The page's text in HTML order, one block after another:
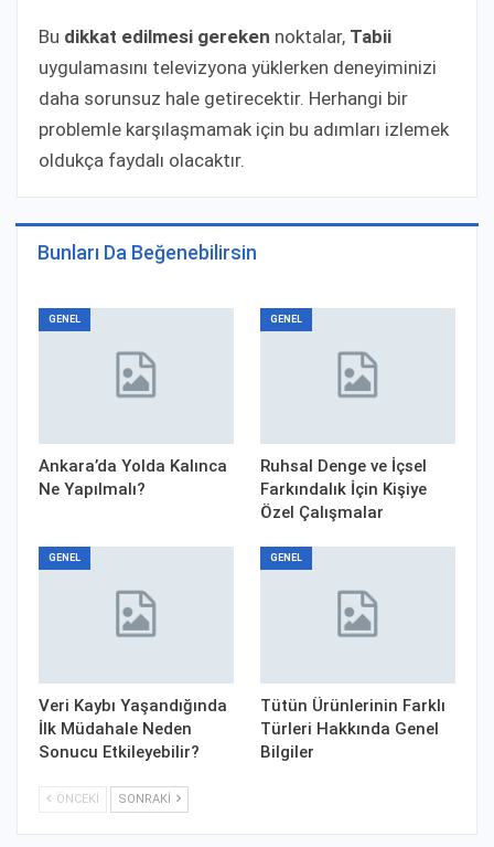
Bu dikkat edilmesi gereken noktalar, Tabii
uygulamasını televizyona yüklerken deneyiminizi
daha sorunsuz hale getirecektir. Herhangi bir
problemle karşılaşmamak için bu adımları izlemek
oldukça faydalı olacaktır.
Bunları Da Beğenebilirsin
GENEL
Ankara’da Yolda Kalınca
Ne Yapılmalı?
GENEL
Ruhsal Denge ve İçsel
Farkındalık İçin Kişiye
Özel Çalışmalar
GENEL
Veri Kaybı Yaşandığında
İlk Müdahale Neden
Sonucu Etkileyebilir?
GENEL
Tütün Ürünlerinin Farklı
Türleri Hakkında Genel
Bilgiler
ÖNCEKI SONRAKI